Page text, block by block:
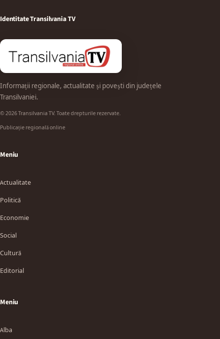
Identitate Transilvania TV
Informații regionale, actualitate și povești din județele
Transilvaniei.
© 2026 Transilvania TV. Toate drepturile rezervate.
Publicație regională online
Meniu
Actualitate
Politică
Economie
Social
Cultură
Editorial
Meniu
Alba